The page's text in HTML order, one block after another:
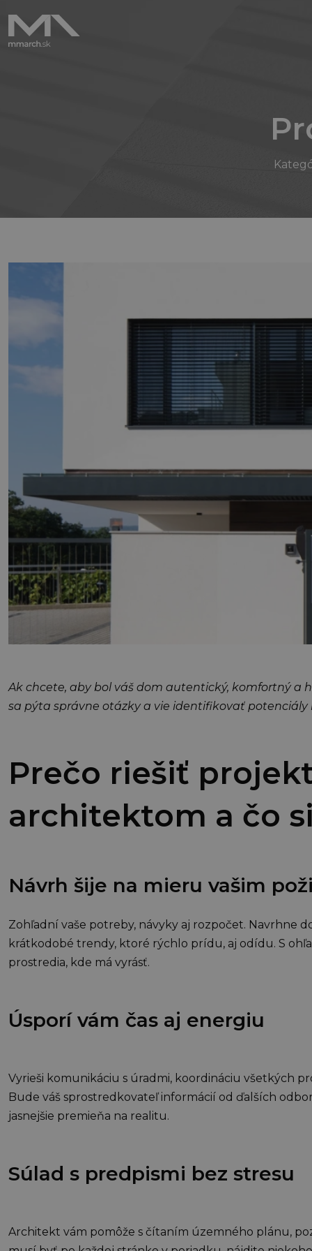
Ak chcete, aby bol váš dom autentický, komfortný a
sa pýta správne otázky a vie identifikovať potenciály
Prečo riešiť
architektom a čo
Návrh šije na mieru vašim
Zohľadní vaše potreby, návyky aj rozpočet. Navrhne
krátkodobé trendy, ktoré rýchlo prídu, aj odídu. S
prostredia, kde má vyrásť.
Úsporí vám čas aj energiu
Vyrieši komunikáciu s úradmi, koordináciu všetkých
Bude váš sprostredkovateľ informácií od ďalších
jasnejšie premieňa na realitu.
Súlad s predpismi bez stresu
Architekt vám pomôže s čítaním územného plánu,